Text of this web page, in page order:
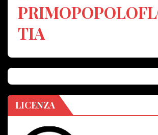
TIA
LICENZA